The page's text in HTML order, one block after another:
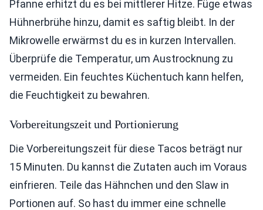
Pfanne erhitzt du es bei mittlerer Hitze. Füge etwas
Hühnerbrühe hinzu, damit es saftig bleibt. In der
Mikrowelle erwärmst du es in kurzen Intervallen.
Überprüfe die Temperatur, um Austrocknung zu
vermeiden. Ein feuchtes Küchentuch kann helfen,
die Feuchtigkeit zu bewahren.
Vorbereitungszeit und Portionierung
Die Vorbereitungszeit für diese Tacos beträgt nur
15 Minuten. Du kannst die Zutaten auch im Voraus
einfrieren. Teile das Hähnchen und den Slaw in
Portionen auf. So hast du immer eine schnelle